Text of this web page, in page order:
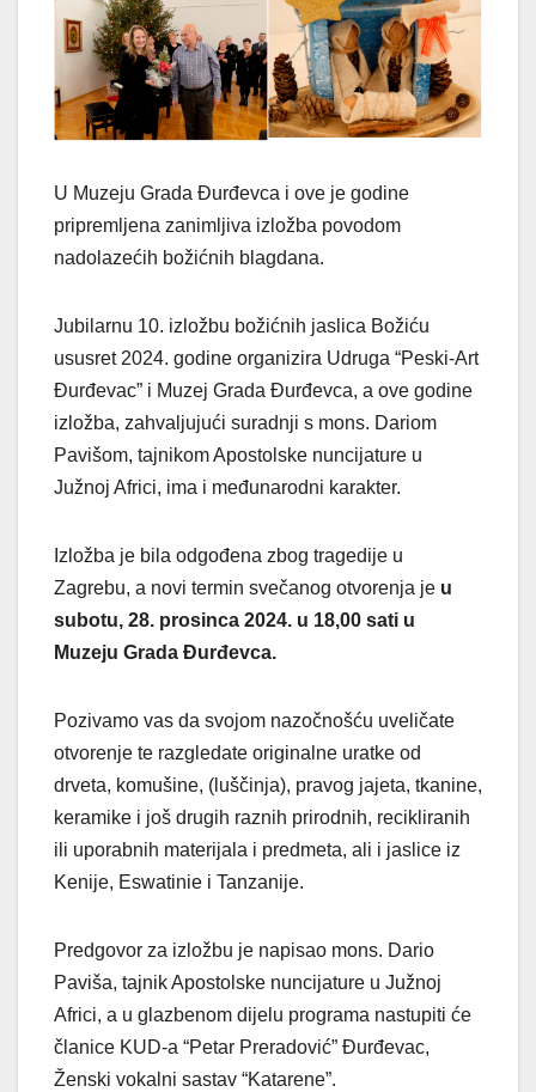
U Muzeju Grada Đurđevca i ove je godine
pripremljena zanimljiva izložba povodom
nadolazećih božićnih blagdana.
Jubilarnu 10. izložbu božićnih jaslica Božiću
ususret 2024. godine organizira Udruga “Peski-Art
Đurđevac” i Muzej Grada Đurđevca, a ove godine
izložba, zahvaljujući suradnji s mons. Dariom
Pavišom, tajnikom Apostolske nuncijature u
Južnoj Africi, ima i međunarodni karakter.
Izložba je bila odgođena zbog tragedije u
Zagrebu, a novi termin svečanog otvorenja je u
subotu, 28. prosinca 2024. u 18,00 sati u
Muzeju Grada Đurđevca.
Pozivamo vas da svojom nazočnošću uveličate
otvorenje te razgledate originalne uratke od
drveta, komušine, (luščinja), pravog jajeta, tkanine,
keramike i još drugih raznih prirodnih, recikliranih
ili uporabnih materijala i predmeta, ali i jaslice iz
Kenije, Eswatinie i Tanzanije.
Predgovor za izložbu je napisao mons. Dario
Paviša, tajnik Apostolske nuncijature u Južnoj
Africi, a u glazbenom dijelu programa nastupiti će
članice KUD-a “Petar Preradović” Đurđevac,
Ženski vokalni sastav “Katarene”.